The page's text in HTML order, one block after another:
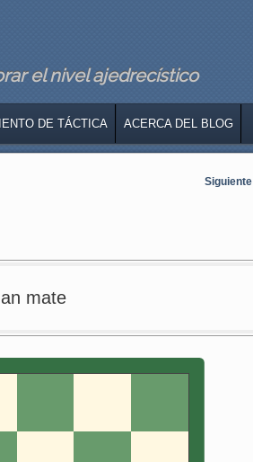
el nivel ajedrecístico
DE TÁCTICA ACERCA DEL BLOG
Siguiente
mate